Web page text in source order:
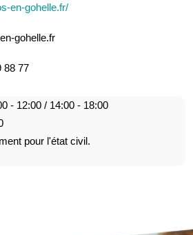
en-gohelle.fr/
gohelle.fr
88 77
- 12:00 / 14:00 - 18:00
pour l'état civil.